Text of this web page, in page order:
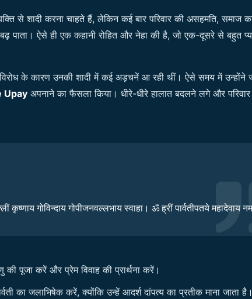
से शादी करना चाहते हैं, लेकिन कई बार परिवार की असहमति, समाज
पाता। ऐसे ही एक कहानी रोहित और नेहा की है, जो एक-दूसरे से बहुत
विरोध के कारण उनकी शादी में कई अड़चनें आ रही थीं। ऐसे समय में उन्होंने
Upay अपनाने का फैसला किया। धीरे-धीरे हालात बदलने लगे और
गोविन्दाय गोपीजनवल्लभाय स्वाहा। ॐ ह्रीं पार्वतीपतये महादेवाय
की पूजा करें और प्रेम विवाह की प्रार्थना करें।
का जलाभिषेक करें, क्योंकि उन्हें आदर्श दांपत्य का प्रतीक माना जाता है।